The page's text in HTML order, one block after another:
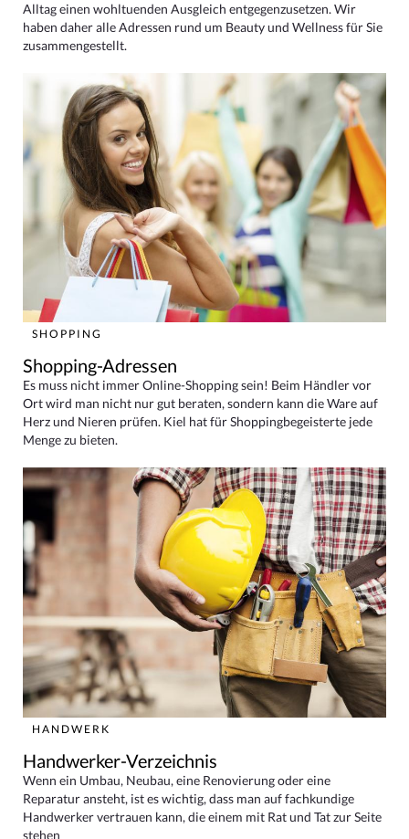
Alltag einen wohltuenden Ausgleich entgegenzusetzen. Wir
haben daher alle Adressen rund um Beauty und Wellness für Sie
zusammengestellt.
SHOPPING
Shopping-Adressen
Es muss nicht immer Online-Shopping sein! Beim Händler vor
Ort wird man nicht nur gut beraten, sondern kann die Ware auf
Herz und Nieren prüfen. Kiel hat für Shoppingbegeisterte jede
Menge zu bieten.
HANDWERK
Handwerker-Verzeichnis
Wenn ein Umbau, Neubau, eine Renovierung oder eine
Reparatur ansteht, ist es wichtig, dass man auf fachkundige
Handwerker vertrauen kann, die einem mit Rat und Tat zur Seite
stehen